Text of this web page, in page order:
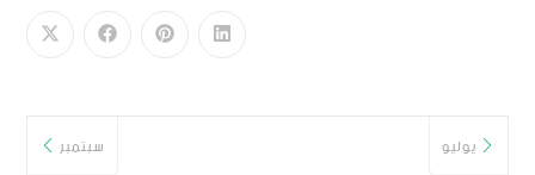
يوليو سبتمبر